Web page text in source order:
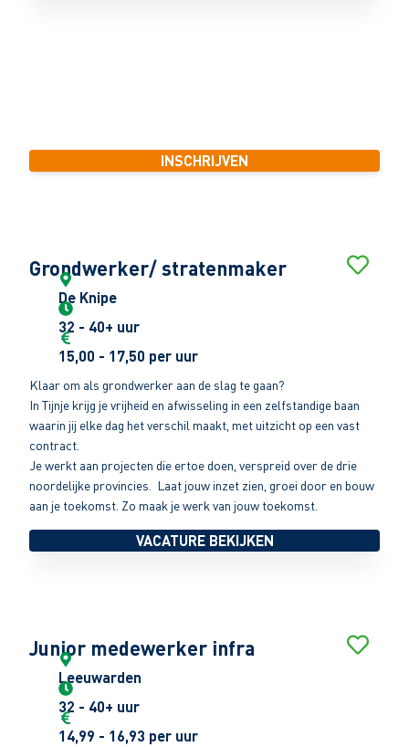
INSCHRIJVEN
Grondwerker/ stratenmaker
De Knipe
32 - 40+ uur
15,00 - 17,50 per uur
Klaar om als grondwerker aan de slag te gaan?
In Tijnje krijg je vrijheid en afwisseling in een zelfstandige baan
waarin jij elke dag het verschil maakt, met uitzicht op een vast
contract.
Je werkt aan projecten die ertoe doen, verspreid over de drie
noordelijke provincies. Laat jouw inzet zien, groei door en bouw
aan je toekomst. Zo maak je werk van jouw toekomst.
VACATURE BEKIJKEN
Junior medewerker infra
Leeuwarden
32 - 40+ uur
14,99 - 16,93 per uur